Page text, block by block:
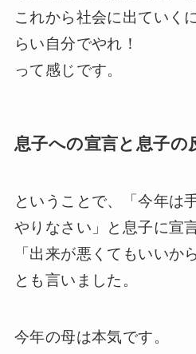
これから社会に出ていく
らい自分でやれ！
って感じです。
息子への宣言と息子の
ということで、「今年は
やりなさい」と息子に宣
「出来が悪くてもいいか
とも言いました。
今年の母は本気です。